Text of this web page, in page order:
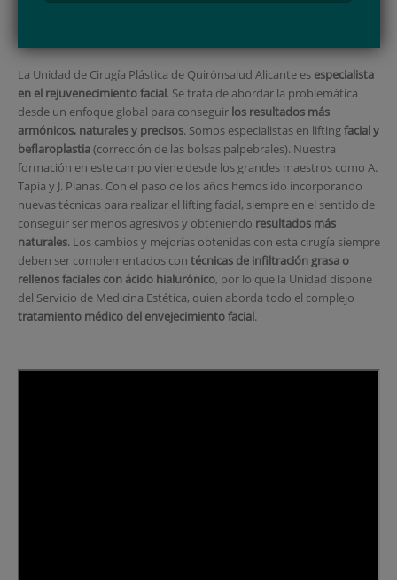
La Unidad de Cirugía Plástica de Quirónsalud Alicante es especialista
en el rejuvenecimiento facial. Se trata de abordar la problemática
desde un enfoque global para conseguir los resultados más
armónicos, naturales y precisos. Somos especialistas en liftingfacial y
beflaroplastia(corrección de las bolsas palpebrales). Nuestra
formación en este campo viene desde los grandes maestros como A.
Tapia y J. Planas. Con el paso de los años hemos ido incorporando
nuevas técnicas para realizar el lifting facial, siempre en el sentido de
conseguir ser menos agresivos y obteniendo resultados más
naturales. Los cambios y mejorías obtenidas con esta cirugía siempre
deben ser complementados con técnicas de infiltración grasa o
rellenos faciales con ácido hialurónico, por lo que la Unidad dispone
del Servicio de Medicina Estética, quien aborda todo el complejo
tratamiento médico del envejecimiento facial.